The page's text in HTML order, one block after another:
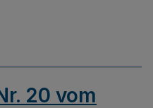
20 vom